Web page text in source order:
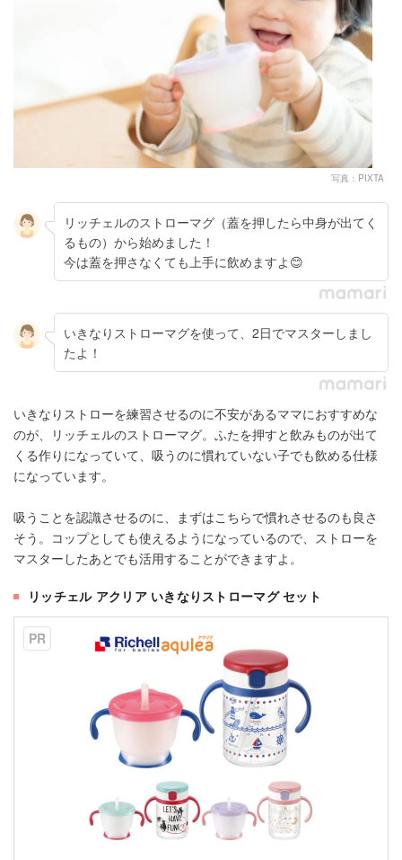
写真：PIXTA
リッチェルのストローマグ（蓋を押したら中身が出てく
るもの）から始めました！
今は蓋を押さなくても上手に飲めますよ😊
いきなりストローマグを使って、2日でマスターしまし
たよ！
いきなりストローを練習させるのに不安があるママにおすすめな
のが、リッチェルのストローマグ。ふたを押すと飲みものが出て
くる作りになっていて、吸うのに慣れていない子でも飲める仕様
になっています。
吸うことを認識させるのに、まずはこちらで慣れさせるのも良さ
そう。コップとしても使えるようになっているので、ストローを
マスターしたあとでも活用することができますよ。
リッチェル アクリア いきなりストローマグ セット
PR